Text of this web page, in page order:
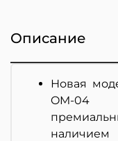
Описание
Новая
OM-04